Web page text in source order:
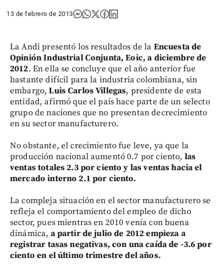
13 de febrero de 2013
La Andi presentó los resultados de la Encuesta de
Opinión Industrial Conjunta, Eoic, a diciembre de
2012. En ella se concluye que el año anterior fue
bastante difícil para la industria colombiana, sin
embargo,Luis Carlos Villegas, presidente de esta
entidad, afirmó que el país hace parte de un selecto
grupo de naciones que no presentan decrecimiento
en su sector manufacturero.
No obstante, el crecimiento fue leve, ya que la
producción nacional aumentó 0.7 por ciento, las
ventas totales 2.3 por ciento y las ventas hacia el
mercado interno 2.1 por ciento.
La compleja situación en el sector manufacturero se
refleja el comportamiento del empleo de dicho
sector, pues mientras en 2010 venía con buena
dinámica, a partir de julio de 2012 empieza a
registrar tasas negativas, con una caída de -3.6 por
ciento en el último trimestre del años.